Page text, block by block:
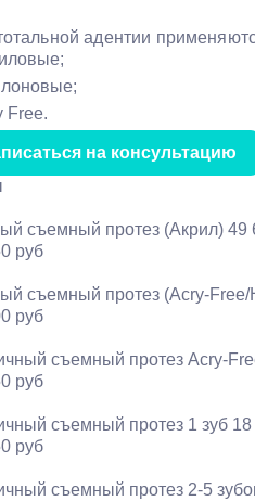
адентии
Free.
на консультацию
съемный протез (Акрил) 49
руб
съемный протез (Аcry-
руб
съемный протез Аcry-
руб
съемный протез 1 зуб
руб
съемный протез 2-5